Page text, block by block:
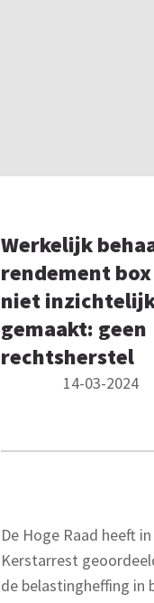
Werkelijk
rendement box
niet
gemaakt: geen
rechtsherstel
14-03-2024
De Hoge Raad heeft
Kerstarrest
de belastingheffing in